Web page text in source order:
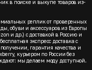
в поиске и выкупе товаров из-
реплик от проверенных
обуви и аксессуаров из Европы
и др.) с доставкой в Россию и
экспресс доставка с
гарантия качества и
курьером по России без
мы делаем моду доступной.